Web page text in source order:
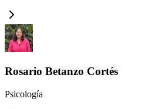
Rosario Betanzo Cortés
Psicología